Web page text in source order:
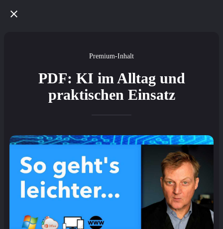
Premium-Inhalt
PDF: KI im Alltag und
praktischen Einsatz